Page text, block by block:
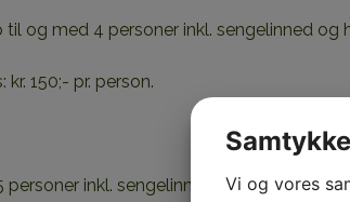
til og med 4 personer inkl. sengelinned og
150;- pr. person.
personer inkl. sengelinned og håndklæder.
Vi og vores